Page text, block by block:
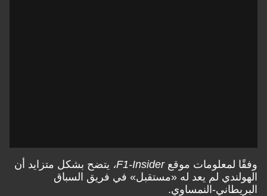
وفقًا لمعلومات موقعF1-Insider، يتضح بشكل متزايد أن
الهولندي لم يعد له «مستقبل» في فريق السباق
البريطاني-النمساوي.